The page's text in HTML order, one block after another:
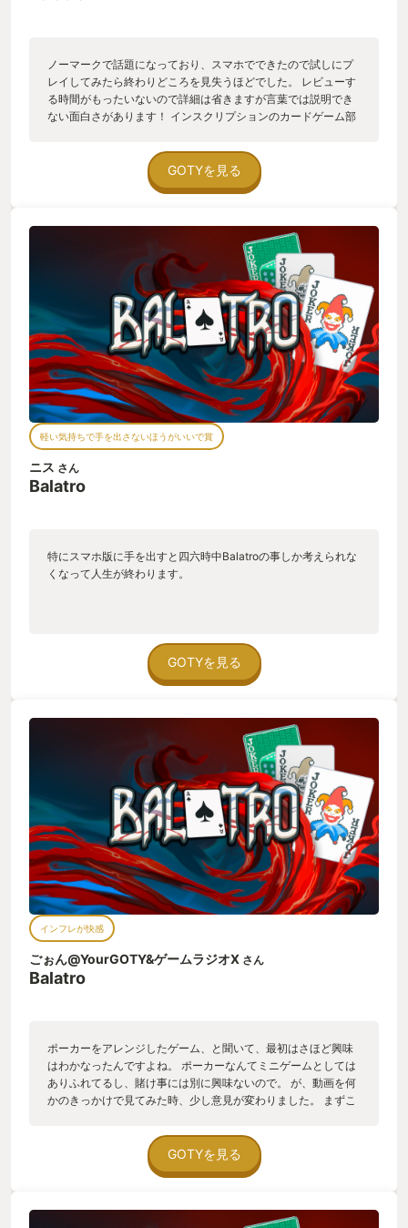
ノーマークで話題になっており、スマホでできたので試しにプ
レイしてみたら終わりどころを見失うほどでした。 レビューす
る時間がもったいないので詳細は省きますが言葉では説明でき
ない面白さがあります！ インスクリプションのカードゲーム部
GOTYを見る
軽い気持ちで手を出さないほうがいいで賞
ニス さん
Balatro
特にスマホ版に手を出すと四六時中Balatroの事しか考えられな
くなって人生が終わります。
GOTYを見る
インフレが快感
ごぉん@YourGOTY&ゲームラジオX さん
Balatro
ポーカーをアレンジしたゲーム、と聞いて、最初はさほど興味
はわかなったんですよね。 ポーカーなんてミニゲームとしては
ありふれてるし、賭け事には別に興味ないので。 が、動画を何
かのきっかけで見てみた時、少し意見が変わりました。 まずこ
Slay The Spire的なデッキを育てるタイプの、ポーカーとは全
く違うゲームだなと動画でわかりました。 そしてなんだか音と
演出がとても気持ちいい。 ポーカーのお上品な雰囲気ではな
気持ちで購入しました。 そして、あっという間にハマってしま
GOTYを見る